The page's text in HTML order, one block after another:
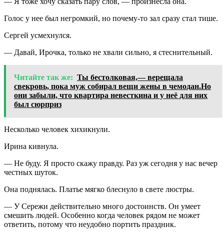
Голос у нее был негромкий, но почему-то зал сразу стал тише.
Сергей усмехнулся.
— Давай, Ирочка, только не хвали сильно, я стеснительный.
Читайте так же: Ты бестолковая,— верещала
свекровь, пока муж собирал вещи жены в чемодан.Но
они забыли, что квартира невесткина и у неё для них
был сюрприз
Несколько человек хихикнули.
Ирина кивнула.
— Не буду. Я просто скажу правду. Раз уж сегодня у нас вечер
честных шуток.
Она поднялась. Платье мягко блеснуло в свете люстры.
— У Сережи действительно много достоинств. Он умеет
смешить людей. Особенно когда человек рядом не может
ответить, потому что неудобно портить праздник.